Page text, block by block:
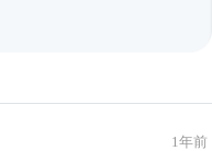
1年前